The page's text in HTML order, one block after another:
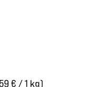
€ / 1 kg)